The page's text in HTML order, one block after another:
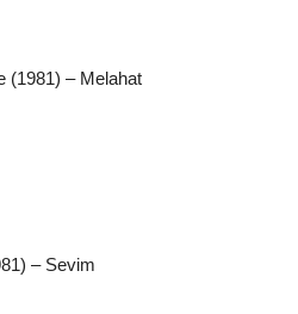
(1981) – Melahat
– Sevim